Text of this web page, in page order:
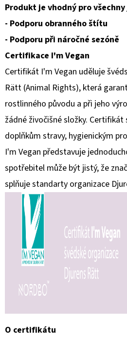
Produkt je vhodný pro
- Podporu obranného štítu
- Podporu při náročné sezóně
Certifikace I'm Vegan
Certifikát I'm Vegan uděluje
Rätt (Animal Rights), která
rostlinného původu a při jeho
žádné živočišné složky.
doplňkům stravy, hygienickým
I'm Vegan představuje
spotřebitel může být jistý, že
splňuje standarty organizace
O certifikátu